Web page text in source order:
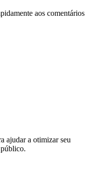
aos comentários
ajudar a otimizar seu